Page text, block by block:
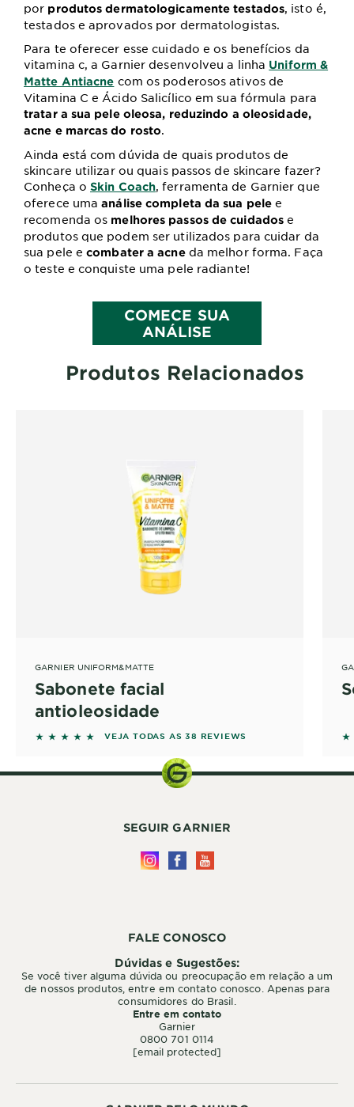
por produtos dermatologicamente testados, isto é,
testados e aprovados por dermatologistas.
Para te oferecer esse cuidado e os benefícios da
vitamina c, a Garnier desenvolveu a linha Uniform &
Matte Antiacne com os poderosos ativos de
Vitamina C e Ácido Salicílico em sua fórmula para
tratar a sua pele oleosa, reduzindo a oleosidade,
acne e marcas do rosto.
Ainda está com dúvida de quais produtos de
skincare utilizar ou quais passos de skincare fazer?
Conheça o Skin Coach, ferramenta de Garnier que
oferece umaanálise completa da sua pele e
recomenda os melhores passos de cuidados e
produtos que podem ser utilizados para cuidar da
sua pele ecombater a acneda melhor forma. Faça
o teste e conquiste uma pele radiante!
COMECE SUA
ANÁLISE
Produtos Relacionados
GARNIER UNIFORM&MATTE
Sabonete facial
antioleosidade
5 out of 5 stars based on reviews
VEJA TODAS AS 38 REVIEWS 5
FALE CONOSCO
Dúvidas e Sugestões:
Se você tiver alguma dúvida ou preocupação em relação a um
de nossos produtos, entre em contato conosco. Apenas para
consumidores do Brasil.
Entre em contato
Garnier
0800 701 0114
[email protected]
SEGUIR GARNIER